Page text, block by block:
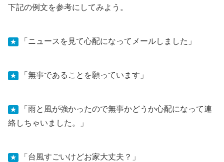
下記の例文を参考にしてみよう。
★ 「ニュースを見て心配になってメールしました」
★ 「無事であることを願っています」
★
「雨と風が強かったので無事かどうか心配になって連
絡しちゃいました。」
★ 「台風すごいけどお家大丈夫？」